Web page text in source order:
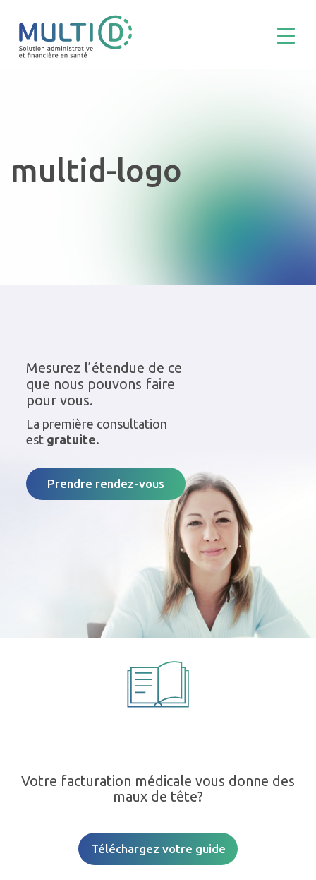
multid-logo
Mesurez l’étendue de ce
que nous pouvons faire
pour vous.
La première consultation
est gratuite.
Prendre rendez-vous
Votre facturation médicale vous donne des
maux de tête?
Téléchargez votre guide